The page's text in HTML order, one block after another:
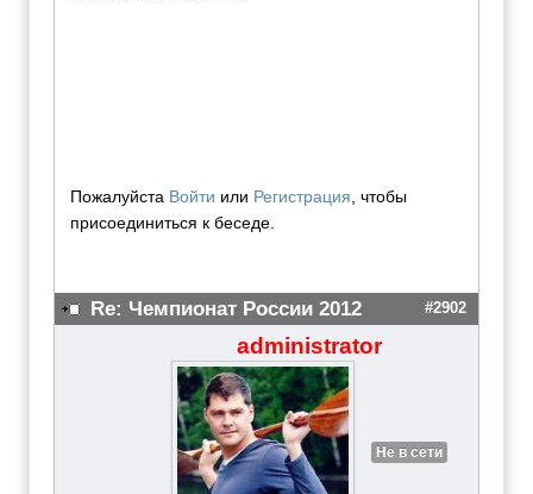
Пожалуйста Войти или Регистрация, чтобы
присоединиться к беседе.
Re: Чемпионат России 2012 #2902
administrator
Не в сети